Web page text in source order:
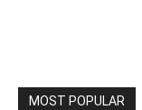
MOST POPULAR